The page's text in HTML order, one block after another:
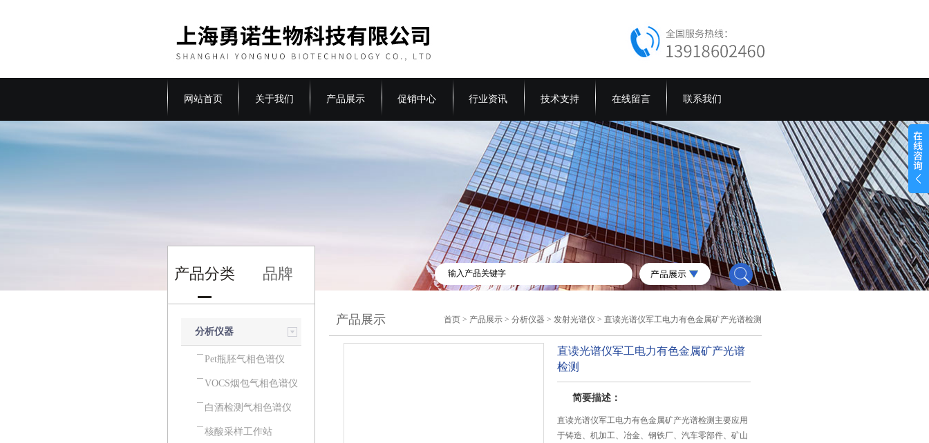
网站首页 关于我们 产品展示 促销中心 行业资讯 技术支持 在线留言 联系我们
产品分类 品牌
分析仪器
Pet瓶胚气相色谱仪
VOCS烟包气相色谱仪
白酒检测气相色谱仪
核酸采样工作站
产品展示 首页 > 产品展示 >分析仪器 > 发射光谱仪 > 直读光谱仪军工电力有色金属矿产光谱检测
直读光谱仪军工电力有色金属矿产光谱
检测
简要描述：
直读光谱仪军工电力有色金属矿产光谱检测主要应用
于铸造、机加工、冶金、钢铁厂、汽车零部件、矿山